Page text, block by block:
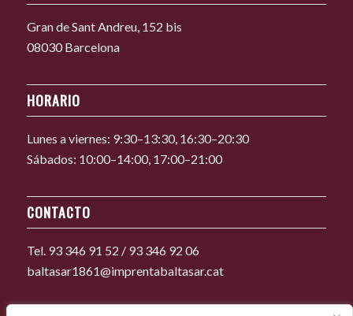
Gran de Sant Andreu, 152 bis
08030 Barcelona
HORARIO
Lunes a viernes: 9:30–13:30, 16:30–20:30
Sábados: 10:00–14:00, 17:00–21:00
CONTACTO
Tel. 93 346 91 52 / 93 346 92 06
baltasar1861@imprentabaltasar.cat